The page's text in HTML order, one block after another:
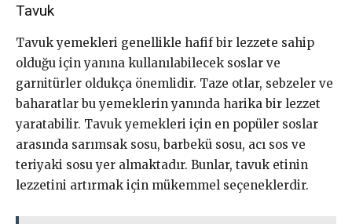
Tavuk
Tavuk yemekleri genellikle hafif bir lezzete sahip
olduğu için yanına kullanılabilecek soslar ve
garnitürler oldukça önemlidir. Taze otlar, sebzeler ve
baharatlar bu yemeklerin yanında harika bir lezzet
yaratabilir. Tavuk yemekleri için en popüler soslar
arasında sarımsak sosu, barbekü sosu, acı sos ve
teriyaki sosu yer almaktadır. Bunlar, tavuk etinin
lezzetini artırmak için mükemmel seçeneklerdir.